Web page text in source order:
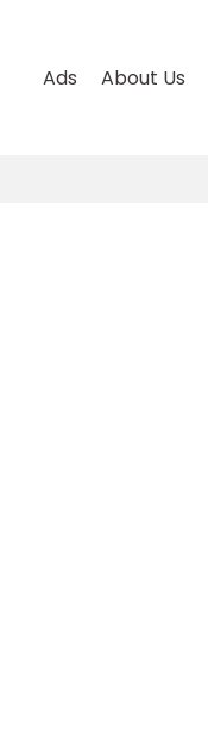
Ads About Us